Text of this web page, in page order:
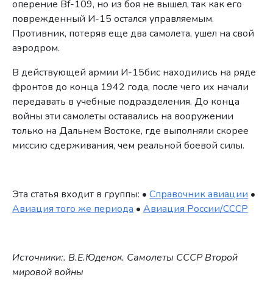
оперение Bf-109, но из боя не вышел, так как его
поврежденный И-15 остался управляемым.
Противник, потеряв еще два самолета, ушел на свой
аэродром.
В действующей армии И-15бис находились на ряде
фронтов до конца 1942 года, после чего их начали
передавать в учебные подразделения. До конца
войны эти самолеты оставались на вооружении
только на Дальнем Востоке, где выполняли скорее
миссию сдерживания, чем реальной боевой силы.
Эта статья входит в группы: •Справочник авиации •
Авиация того же периода •Авиация России/СССР
Источники:. В.Е.Юденок. Самолеты СССР Второй
мировой войны